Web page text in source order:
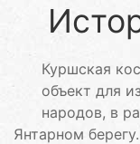
Куршская
объект для
народов, в
Янтарном